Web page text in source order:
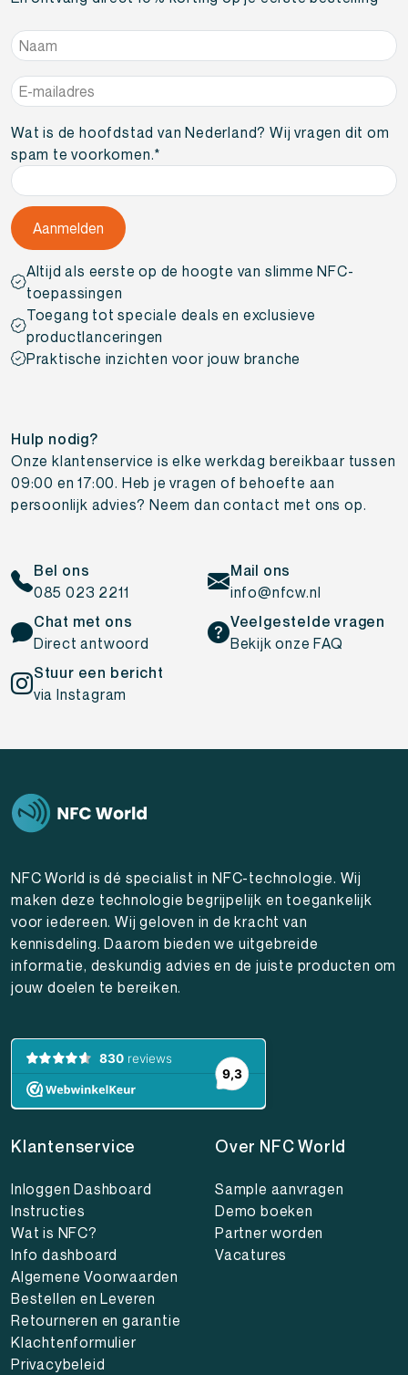
Naam*
E-
mailadres*
Wat is de hoofdstad van Nederland? Wij vragen dit om
spam te voorkomen.*
Altijd als eerste op de hoogte van slimme NFC-
toepassingen
Toegang tot speciale deals en exclusieve
productlanceringen
Praktische inzichten voor jouw branche
Hulp nodig?
Onze klantenservice is elke werkdag bereikbaar tussen
09:00 en 17:00. Heb je vragen of behoefte aan
persoonlijk advies? Neem dan contact met ons op.
Bel ons
085 023 2211
Mail ons
info@nfcw.nl
Chat met ons
Direct antwoord
Veelgestelde vragen
Bekijk onze FAQ
Stuur een bericht
via Instagram
NFC World is dé specialist in NFC-technologie. Wij
maken deze technologie begrijpelijk en toegankelijk
voor iedereen. Wij geloven in de kracht van
kennisdeling. Daarom bieden we uitgebreide
informatie, deskundig advies en de juiste producten om
jouw doelen te bereiken.
Klantenservice
Inloggen Dashboard
Instructies
Wat is NFC?
Info dashboard
Algemene Voorwaarden
Bestellen en Leveren
Retourneren en garantie
Klachtenformulier
Privacybeleid
Over NFC World
Sample aanvragen
Demo boeken
Partner worden
Vacatures